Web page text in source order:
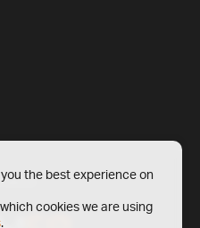
the best experience on
cookies we are using
.